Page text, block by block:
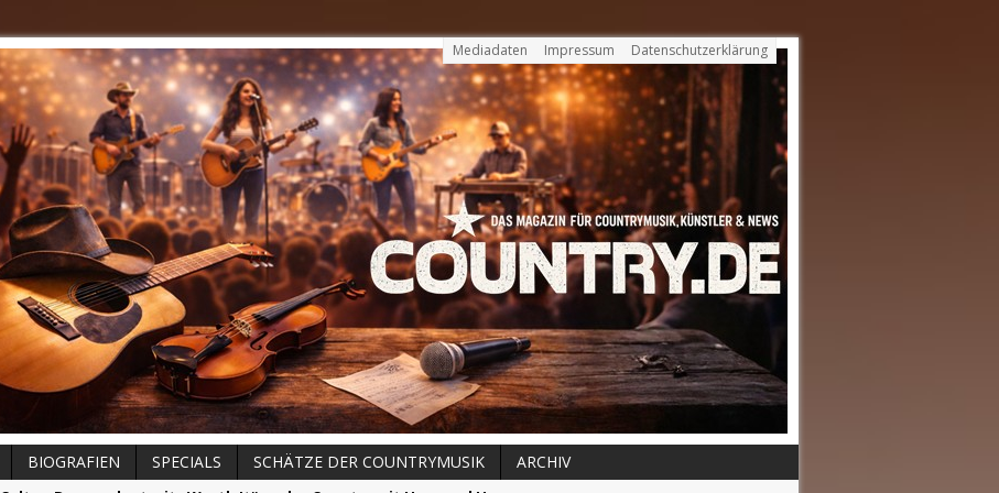
Mediadaten Impressum Datenschutzerklärung
BIOGRAFIEN SPECIALS SCHÄTZE DER COUNTRYMUSIK
ARCHIV